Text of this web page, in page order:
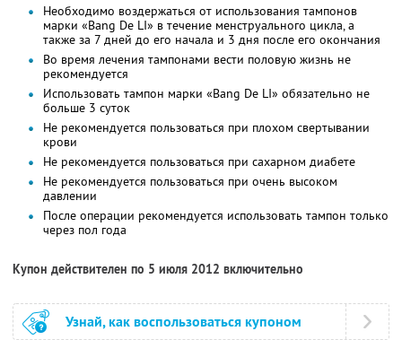
Необходимо воздержаться от использования тампонов
марки «Bang De LI» в течение менструального цикла, а
также за 7 дней до его начала и 3 дня после его окончания
Во время лечения тампонами вести половую жизнь не
рекомендуется
Использовать тампон марки «Bang De LI» обязательно не
больше 3 суток
Не рекомендуется пользоваться при плохом свертывании
крови
Не рекомендуется пользоваться при сахарном диабете
Не рекомендуется пользоваться при очень высоком
давлении
После операции рекомендуется использовать тампон только
через пол года
Купон действителен по 5 июля 2012 включительно
Узнай, как воспользоваться купоном